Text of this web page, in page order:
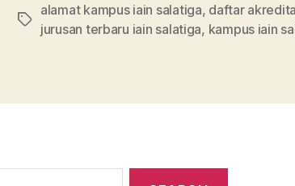
Tags
alamat kampus iain salatiga, daftar
jurusan terbaru iain salatiga, kampus iain